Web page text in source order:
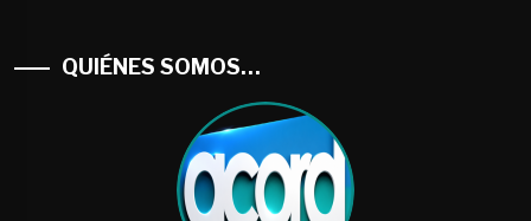
QUIÉNES SOMOS…